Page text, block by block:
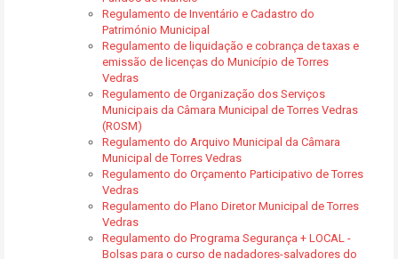
Regulamento de Inventário e Cadastro do
Património Municipal
Regulamento de liquidação e cobrança de taxas e
emissão de licenças do Município de Torres
Vedras
Regulamento de Organização dos Serviços
Municipais da Câmara Municipal de Torres Vedras
(ROSM)
Regulamento do Arquivo Municipal da Câmara
Municipal de Torres Vedras
Regulamento do Orçamento Participativo de Torres
Vedras
Regulamento do Plano Diretor Municipal de Torres
Vedras
Regulamento do Programa Segurança + LOCAL -
Bolsas para o curso de nadadores-salvadores do